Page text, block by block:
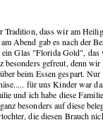
Tradition, dass wir am
Abend gab es nach der
Glas "Florida Gold", das
besonders gefreut, denn
beim Essen gespart. Nur
für uns Kinder war
und ich habe diese
besonders auf diese
die diesen Brauch